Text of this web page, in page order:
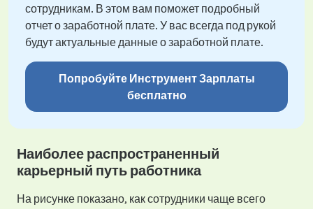
сотрудникам. В этом вам поможет подробный
отчет о заработной плате. У вас всегда под рукой
будут актуальные данные о заработной плате.
Попробуйте Инструмент Зарплаты
бесплатно
Наиболее распространенный
карьерный путь работника
На рисунке показано, как сотрудники чаще всего